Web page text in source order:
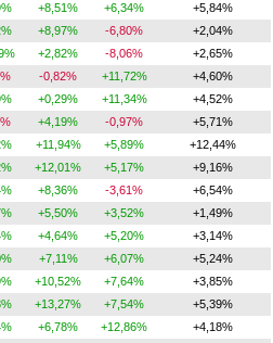
+8,51% +6,34%
+5,84%
+8,97% -6,80%
+2,04%
+2,82% -8,06%
+2,65%
-0,82% +11,72%
+4,60%
+0,29% +11,34%
+4,52%
+4,19% -0,97%
+5,71%
+11,94% +5,89%
+12,44%
+12,01% +5,17%
+9,16%
+8,36% -3,61%
+6,54%
+5,50% +3,52%
+1,49%
+4,64% +5,20%
+3,14%
+7,11% +6,07%
+5,24%
+10,52% +7,64%
+3,85%
+13,27% +7,54%
+5,39%
+6,78% +12,86% +4,18%